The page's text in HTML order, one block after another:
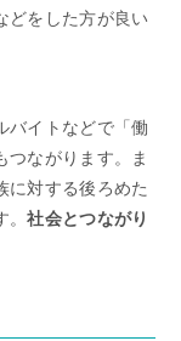
どをした方が良い
バイトなどで「働
つながります。ま
に対する後ろめた
。社会とつながり